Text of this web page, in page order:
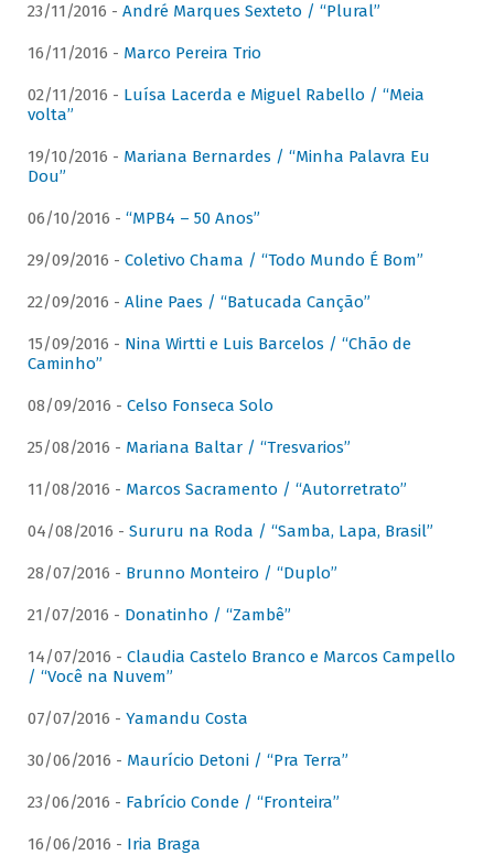
23/11/2016 - André Marques Sexteto / “Plural”
16/11/2016 - Marco Pereira Trio
02/11/2016 - Luísa Lacerda e Miguel Rabello / “Meia
volta”
19/10/2016 - Mariana Bernardes / “Minha Palavra Eu
Dou”
06/10/2016 - “MPB4 – 50 Anos”
29/09/2016 - Coletivo Chama / “Todo Mundo É Bom”
22/09/2016 - Aline Paes / “Batucada Canção”
15/09/2016 - Nina Wirtti e Luis Barcelos / “Chão de
Caminho”
08/09/2016 - Celso Fonseca Solo
25/08/2016 - Mariana Baltar / “Tresvarios”
11/08/2016 - Marcos Sacramento / “Autorretrato”
04/08/2016 - Sururu na Roda / “Samba, Lapa, Brasil”
28/07/2016 - Brunno Monteiro / “Duplo”
21/07/2016 - Donatinho / “Zambê”
14/07/2016 - Claudia Castelo Branco e Marcos Campello
/ “Você na Nuvem”
07/07/2016 - Yamandu Costa
30/06/2016 - Maurício Detoni / “Pra Terra”
23/06/2016 - Fabrício Conde / “Fronteira”
16/06/2016 - Iria Braga